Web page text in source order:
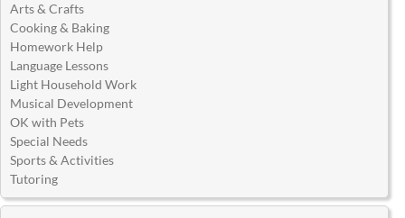
Arts & Crafts
Cooking & Baking
Homework Help
Language Lessons
Light Household Work
Musical Development
OK with Pets
Special Needs
Sports & Activities
Tutoring